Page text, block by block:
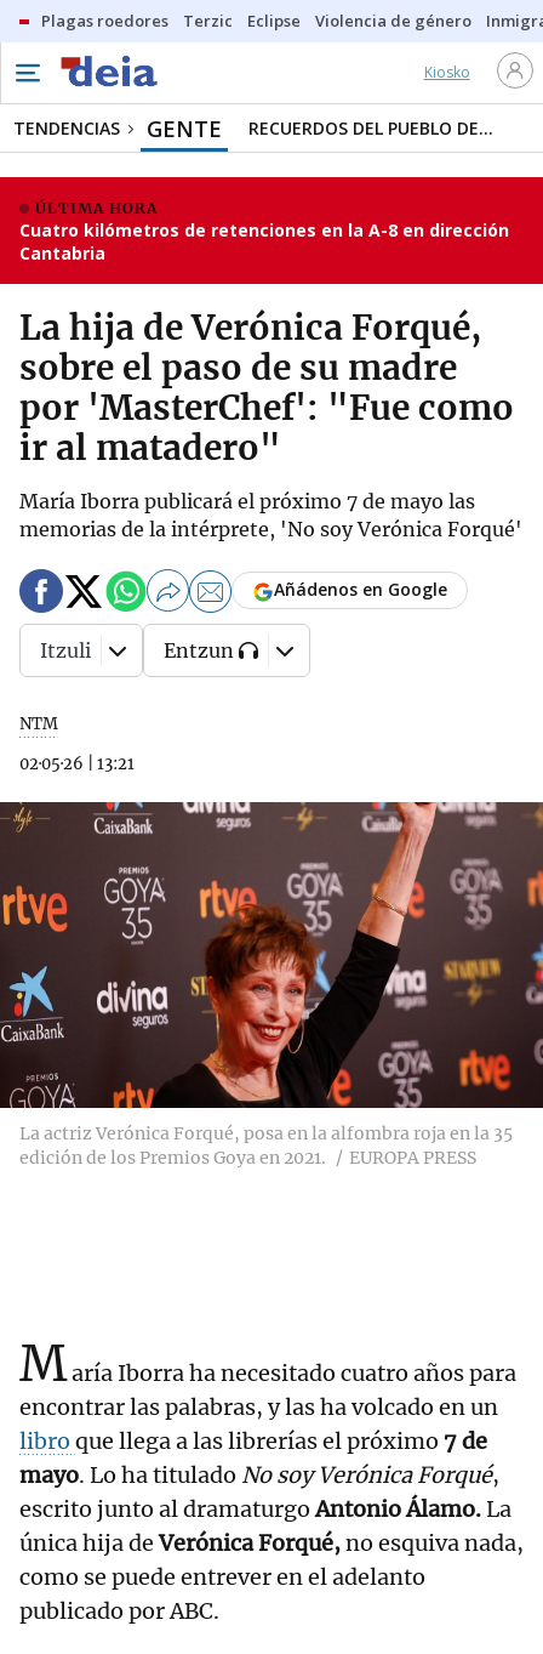
Plagas roedores Terzic Eclipse Violencia de género
Kiosko
TENDENCIAS GENTE RECUERDOS DEL PUEBLO DE...
ÚLTIMA HORA
Cuatro kilómetros de retenciones en la A-8 en dirección
Cantabria
La hija de Verónica Forqué,
sobre el paso de su madre
por 'MasterChef': "Fue como
ir al matadero"
María Iborra publicará el próximo 7 de mayo las
memorias de la intérprete, 'No soy Verónica Forqué'
NTM
02·05·26
13:21
Añádenos en Google
Itzuli Entzun
La actriz Verónica Forqué, posa en la alfombra roja en la 35
edición de los Premios Goya en 2021.
EUROPA PRESS
María Iborra ha necesitado cuatro años para
encontrar las palabras, y las ha volcado en un
libro que llega a las librerías el próximo 7 de
mayo. Lo ha titulado No soy Verónica Forqué,
escrito junto al dramaturgoAntonio Álamo.La
única hija deVerónica Forqué,no esquiva nada,
como se puede entrever en el adelanto
publicado por ABC.